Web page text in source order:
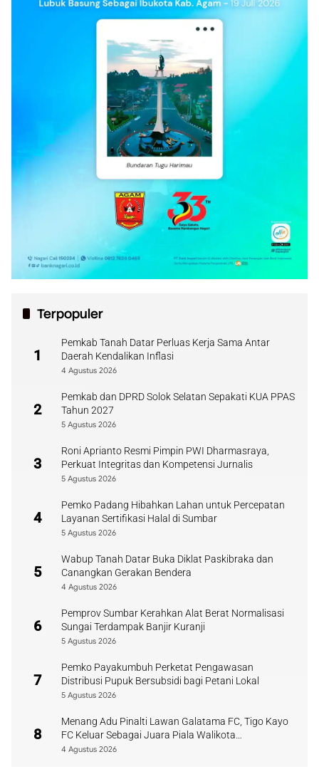
Terpopuler
1
Pemkab Tanah Datar Perluas Kerja Sama Antar
Daerah Kendalikan Inflasi
4 Agustus 2026
2
Pemkab dan DPRD Solok Selatan Sepakati KUA PPAS
Tahun 2027
5 Agustus 2026
3
Roni Aprianto Resmi Pimpin PWI Dharmasraya,
Perkuat Integritas dan Kompetensi Jurnalis
5 Agustus 2026
4
Pemko Padang Hibahkan Lahan untuk Percepatan
Layanan Sertifikasi Halal di Sumbar
5 Agustus 2026
5
Wabup Tanah Datar Buka Diklat Paskibraka dan
Canangkan Gerakan Bendera
4 Agustus 2026
6
Pemprov Sumbar Kerahkan Alat Berat Normalisasi
Sungai Terdampak Banjir Kuranji
5 Agustus 2026
7
Pemko Payakumbuh Perketat Pengawasan
Distribusi Pupuk Bersubsidi bagi Petani Lokal
5 Agustus 2026
8
Menang Adu Pinalti Lawan Galatama FC, Tigo Kayo
FC Keluar Sebagai Juara Piala Walikota
Payakumbuh
4 Agustus 2026